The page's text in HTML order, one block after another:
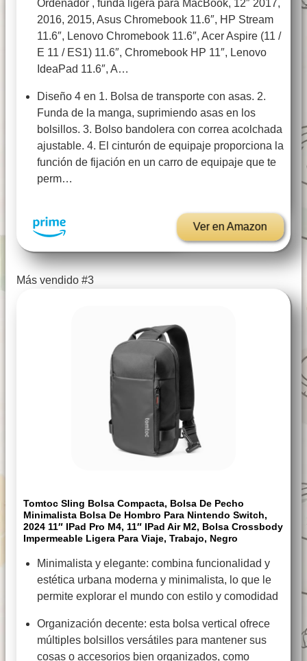
Ordenador , funda ligera para MacBook, 12″ 2017,
2016, 2015, Asus Chromebook 11.6″, HP Stream
11.6″, Lenovo Chromebook 11.6″, Acer Aspire (11 /
E 11 / ES1) 11.6″, Chromebook HP 11″, Lenovo
IdeaPad 11.6″, A…
Diseño 4 en 1. Bolsa de transporte con asas. 2.
Funda de la manga, suprimiendo asas en los
bolsillos. 3. Bolso bandolera con correa acolchada
ajustable. 4. El cinturón de equipaje proporciona la
función de fijación en un carro de equipaje que te
perm…
Ver en Amazon
Más vendido #3
Tomtoc Sling Bolsa Compacta, Bolsa De Pecho
Minimalista Bolsa De Hombro Para Nintendo Switch,
2024 11″ IPad Pro M4, 11″ IPad Air M2, Bolsa Crossbody
Impermeable Ligera Para Viaje, Trabajo, Negro
Minimalista y elegante: combina funcionalidad y
estética urbana moderna y minimalista, lo que le
permite explorar el mundo con estilo y comodidad
Organización decente: esta bolsa vertical ofrece
múltiples bolsillos versátiles para mantener sus
cosas o accesorios bien organizados, como